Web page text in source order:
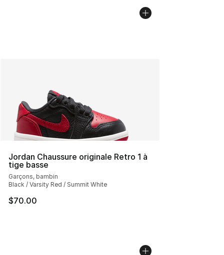
Jordan Chaussure originale Retro 1 à
tige basse
Garçons, bambin
Black / Varsity Red / Summit White
$70.00